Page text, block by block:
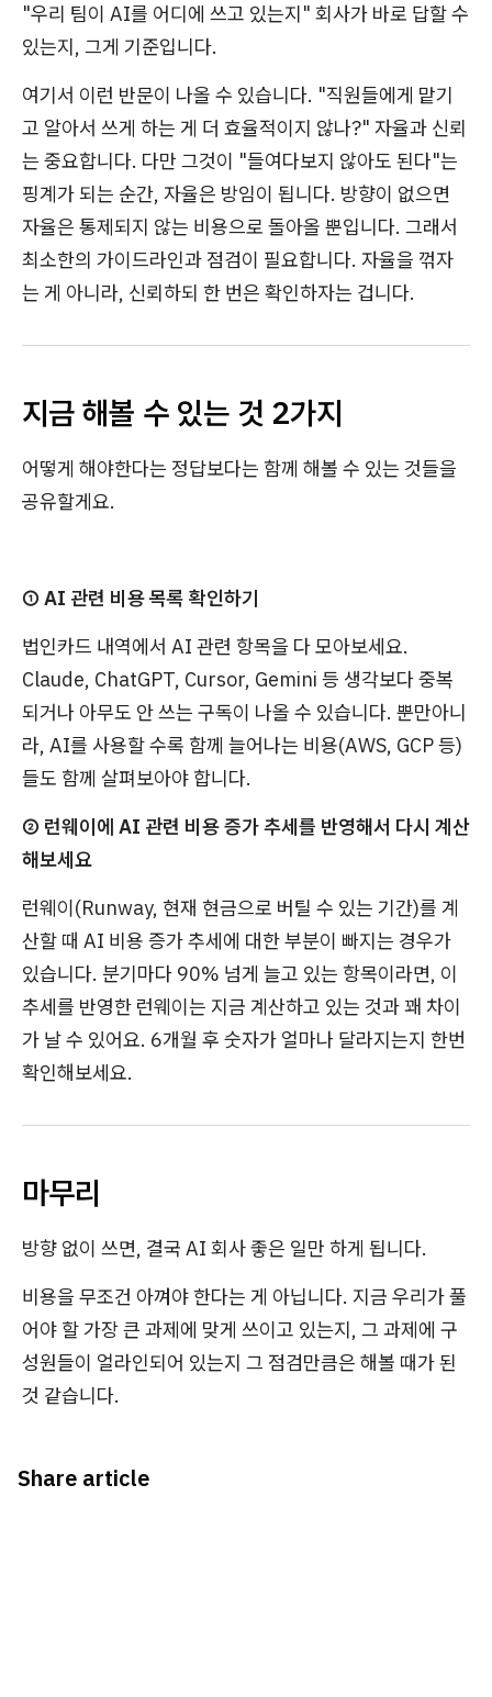
"우리 팀이 AI를 어디에 쓰고 있는지" 회사가 바로 답할 수
있는지, 그게 기준입니다.
여기서 이런 반문이 나올 수 있습니다. "직원들에게 맡기
고 알아서 쓰게 하는 게 더 효율적이지 않나?" 자율과 신뢰
는 중요합니다. 다만 그것이 "들여다보지 않아도 된다"는
핑계가 되는 순간, 자율은 방임이 됩니다. 방향이 없으면
자율은 통제되지 않는 비용으로 돌아올 뿐입니다. 그래서
최소한의 가이드라인과 점검이 필요합니다. 자율을 꺾자
는 게 아니라, 신뢰하되 한 번은 확인하자는 겁니다.
지금 해볼 수 있는 것 2가지
어떻게 해야한다는 정답보다는 함께 해볼 수 있는 것들을
공유할게요.
① AI 관련 비용 목록 확인하기
법인카드 내역에서 AI 관련 항목을 다 모아보세요.
Claude, ChatGPT, Cursor, Gemini 등 생각보다 중복
되거나 아무도 안 쓰는 구독이 나올 수 있습니다. 뿐만아니
라, AI를 사용할 수록 함께 늘어나는 비용(AWS, GCP 등)
들도 함께 살펴보아야 합니다.
② 런웨이에 AI 관련 비용 증가 추세를 반영해서 다시 계산
해보세요
런웨이(Runway, 현재 현금으로 버틸 수 있는 기간)를 계
산할 때 AI 비용 증가 추세에 대한 부분이 빠지는 경우가
있습니다. 분기마다 90% 넘게 늘고 있는 항목이라면, 이
추세를 반영한 런웨이는 지금 계산하고 있는 것과 꽤 차이
가 날 수 있어요. 6개월 후 숫자가 얼마나 달라지는지 한번
확인해보세요.
마무리
방향 없이 쓰면, 결국 AI 회사 좋은 일만 하게 됩니다.
비용을 무조건 아껴야 한다는 게 아닙니다. 지금 우리가 풀
어야 할 가장 큰 과제에 맞게 쓰이고 있는지, 그 과제에 구
성원들이 얼라인되어 있는지 그 점검만큼은 해볼 때가 된
것 같습니다.
Share article